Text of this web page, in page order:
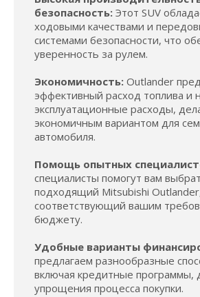
безопасность: Этот SUV
ходовыми качествами и
системами безопасности, что
уверенность за рулем.
Экономичность: Outlander
эффективный расход топлива и
эксплуатационные расходы,
экономичным вариантом для
автомобиля.
Помощь опытных
специалисты помогут вам
подходящий Mitsubishi
соответствующий вашим
бюджету.
Удобные варианты
предлагаем разнообразные
включая кредитные программы,
упрощения процесса покупки.